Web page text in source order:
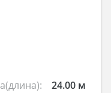
24.00 м